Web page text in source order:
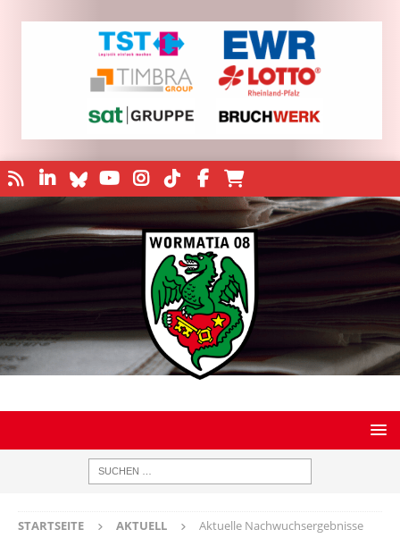
STARTSEITE AKTUELL Aktuelle Nachwuchsergebnisse